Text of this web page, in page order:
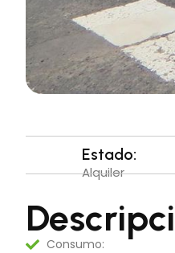
Estado:
Alquiler
Consumo: